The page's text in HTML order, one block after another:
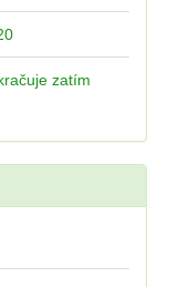
zatím